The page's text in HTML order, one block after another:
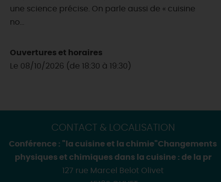
une science précise. On parle aussi de « cuisine
no...
Ouvertures et horaires
Le 08/10/2026 (de 18:30 à 19:30)
CONTACT & LOCALISATION
Conférence : "la cuisine et la chimie"Changements
physiques et chimiques dans la cuisine : de la pr
127 rue Marcel Belot Olivet